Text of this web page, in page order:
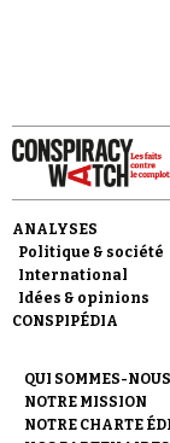
ANALYSES
Politique & société
International
Idées & opinions
CONSPIPÉDIA
QUI SOMMES-NOUS
NOTRE MISSION
NOTRE CHARTE